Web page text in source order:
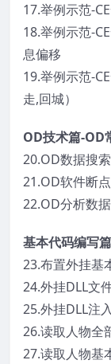
17.举例示范-
18.举例示范-
息偏移
19.举例示范-
走,回城）
OD技术篇-OD
20.OD数据搜
21.OD软件断
22.OD分析数
基本代码编写
23.布置外挂基
24.外挂DLL文
25.外挂DLL注
26.读取人物全
27.读取人物基